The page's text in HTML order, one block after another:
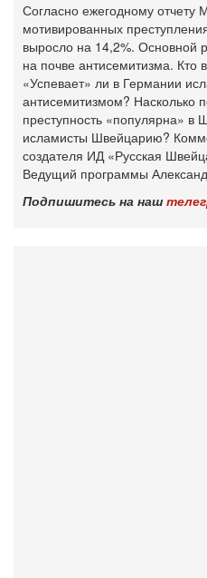
Согласно ежегодному отчету
мотивированных
выросло на 14,2%. Основной
на почве антисемитизма. Кто
«Успевает» ли в Германии
антисемитизмом? Насколько
преступность «популярна»
исламисты Швейцарию?
создателя ИД «Русская
Ведущий программы
Подпишитесь на наш